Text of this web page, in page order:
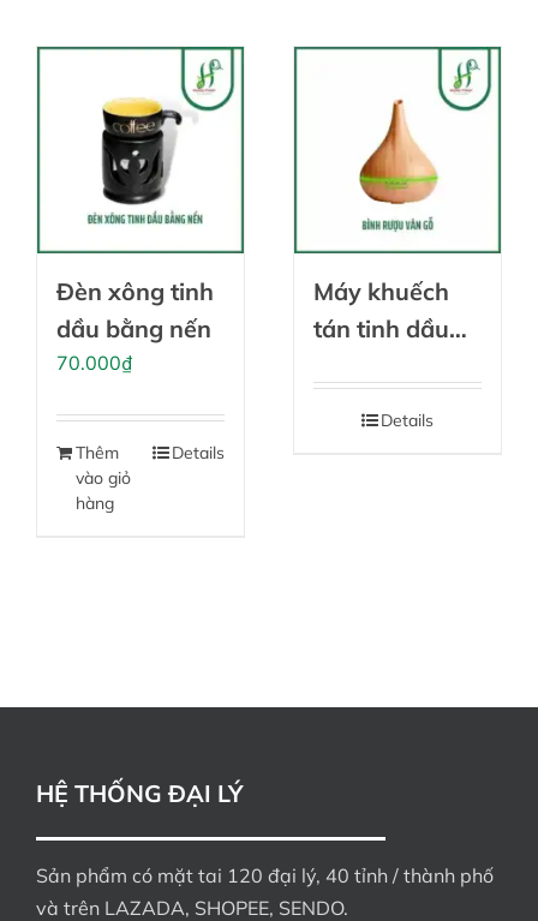
Đèn xông tinh
dầu bằng nến
70.000₫
Thêm
vào giỏ
hàng
Details
Máy khuếch
tán tinh dầu
Details
HỆ THỐNG ĐẠI LÝ
Sản phẩm có mặt tai 120 đại lý, 40 tỉnh / thành phố
và trên LAZADA, SHOPEE, SENDO.